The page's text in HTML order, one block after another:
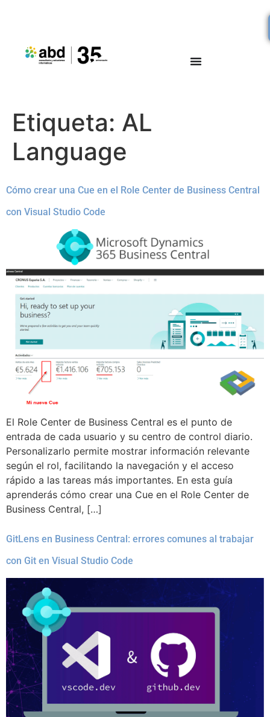
Etiqueta: AL
Language
Cómo crear una Cue en el Role Center de Business Central
con Visual Studio Code
El Role Center de Business Central es el punto de
entrada de cada usuario y su centro de control diario.
Personalizarlo permite mostrar información relevante
según el rol, facilitando la navegación y el acceso
rápido a las tareas más importantes. En esta guía
aprenderás cómo crear una Cue en el Role Center de
Business Central, […]
GitLens en Business Central: errores comunes al trabajar
con Git en Visual Studio Code